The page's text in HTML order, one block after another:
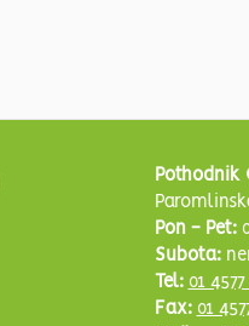
Pothodnik
Pon - Pet:
Subota:
Tel: 01
Fax: 01